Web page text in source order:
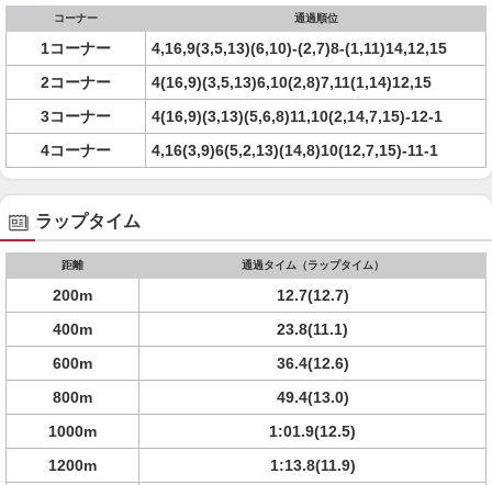
コーナー 通過順位
1コーナー
4,16,9(3,5,13)(6,10)-(2,7)8-(1,11)14,12,15
2コーナー
4(16,9)(3,5,13)6,10(2,8)7,11(1,14)12,15
3コーナー
4(16,9)(3,13)(5,6,8)11,10(2,14,7,15)-12-1
4コーナー
4,16(3,9)6(5,2,13)(14,8)10(12,7,15)-11-1
ラップタイム
距離 通過タイム（ラップタイム）
200m
12.7(12.7)
400m
23.8(11.1)
600m
36.4(12.6)
800m
49.4(13.0)
1000m
1:01.9(12.5)
1200m
1:13.8(11.9)